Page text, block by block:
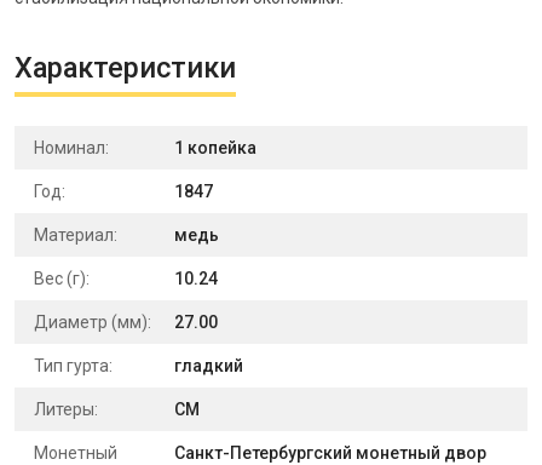
Характеристики
Номинал: 1 копейка
Год: 1847
Материал: медь
Вес (г): 10.24
Диаметр (мм): 27.00
Тип гурта: гладкий
Литеры: СМ
Монетный
Санкт-Петербургский монетный двор